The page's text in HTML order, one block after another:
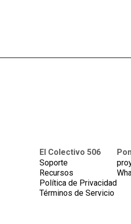
El Colectivo 506
Soporte
Recursos
Política de Privacidad
Términos de Servicio